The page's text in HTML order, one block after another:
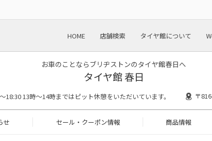
HOME 店舗検索 タイヤ館について
お車のことならブリヂストンのタイヤ館春日へ
タイヤ館 春日
18:30 13時〜14時まではピット休憩をいただいています。 〒
せ セール・クーポン情報 商品情報